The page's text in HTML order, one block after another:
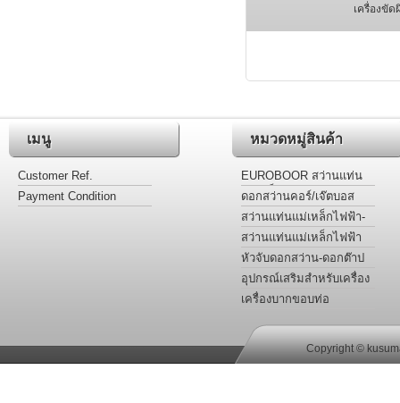
เครื่องขัด
เมนู
Customer Ref.
Payment Condition
หมวดหมู่สินค้า
EUROBOOR สว่านแท่น
แม่เหล็กไฟฟ้า
ดอกสว่านคอร์/เจ๊ตบอส
เจาะโลหะ รุ่นไฮสปีดและ
ฟันคาร์ไบด์
สว่านแท่นแม่เหล็กไฟฟ้า-
ต๊าปเกลียว-เคาน์เตอร์ซิงค์-
กว้านรูหัวน๊อต
สว่านแท่นแม่เหล็กไฟฟ้า
สำหรับงานเฉพาะ
หัวจับดอกสว่าน-ดอกต๊าป
อะแด๊ปเตอร์ ข้อลด
อุปกรณ์เสริมสำหรับเครื่อง
เจาะสว่านไฟฟ้าฐานแม่
เครื่องบากขอบท่อ
Copyright ©